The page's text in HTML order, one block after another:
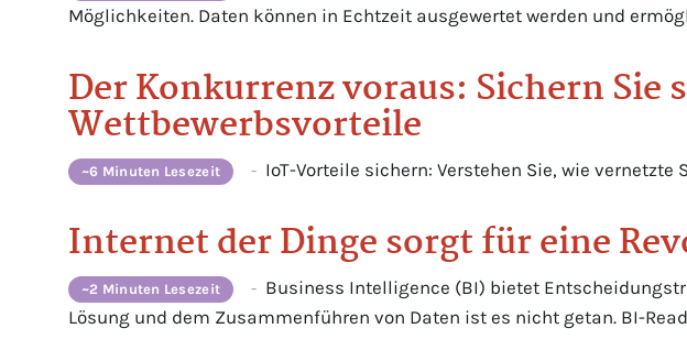
Möglichkeiten. Daten können in Echtzeit ausgewertet werden und
Der Konkurrenz voraus: Sichern
Wettbewerbsvorteile
~6 Minuten Lesezeit - IoT-Vorteile sichern: Verstehen Sie, wie
Internet der Dinge sorgt für eine
~2 Minuten Lesezeit - Business Intelligence (BI) bietet
Lösung und dem Zusammenführen von Daten ist es nicht getan. BI-